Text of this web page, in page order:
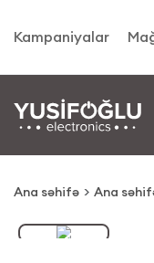
Kampaniyalar
Ana səhifə Ana